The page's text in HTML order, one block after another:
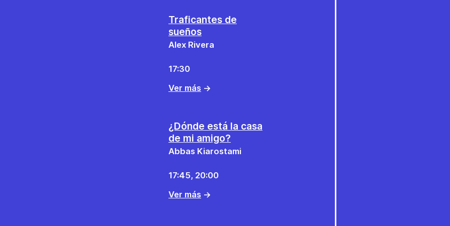
Traficantes de
sueños
Alex Rivera
17:30
Ver más →
¿Dónde está la casa
de mi amigo?
Abbas Kiarostami
17:45, 20:00
Ver más →